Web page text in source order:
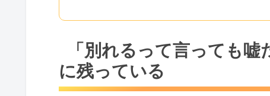
「別れるって言っても
に残っている